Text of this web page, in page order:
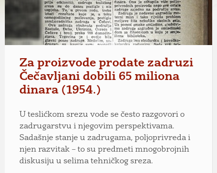
Za proizvode prodate zadruzi
Čečavljani dobili 65 miliona
dinara (1954.)
U teslićkom srezu vode se često razgovori o
zadrugarstvu i njegovim perspektivama.
Sadašnje stanje u zadrugama, poljoprivreda i
njen razvitak – to su predmeti mnogobrojnih
diskusiju u selima tehničkog sreza.